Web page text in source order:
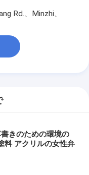
Rd.、Minzhi、
きのための環境の
料 アクリルの女性弁